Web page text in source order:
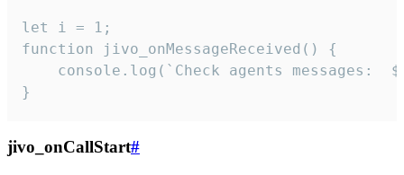
let i = 1;
function jivo_onMessageReceived() {
}
jivo_onCallStart#